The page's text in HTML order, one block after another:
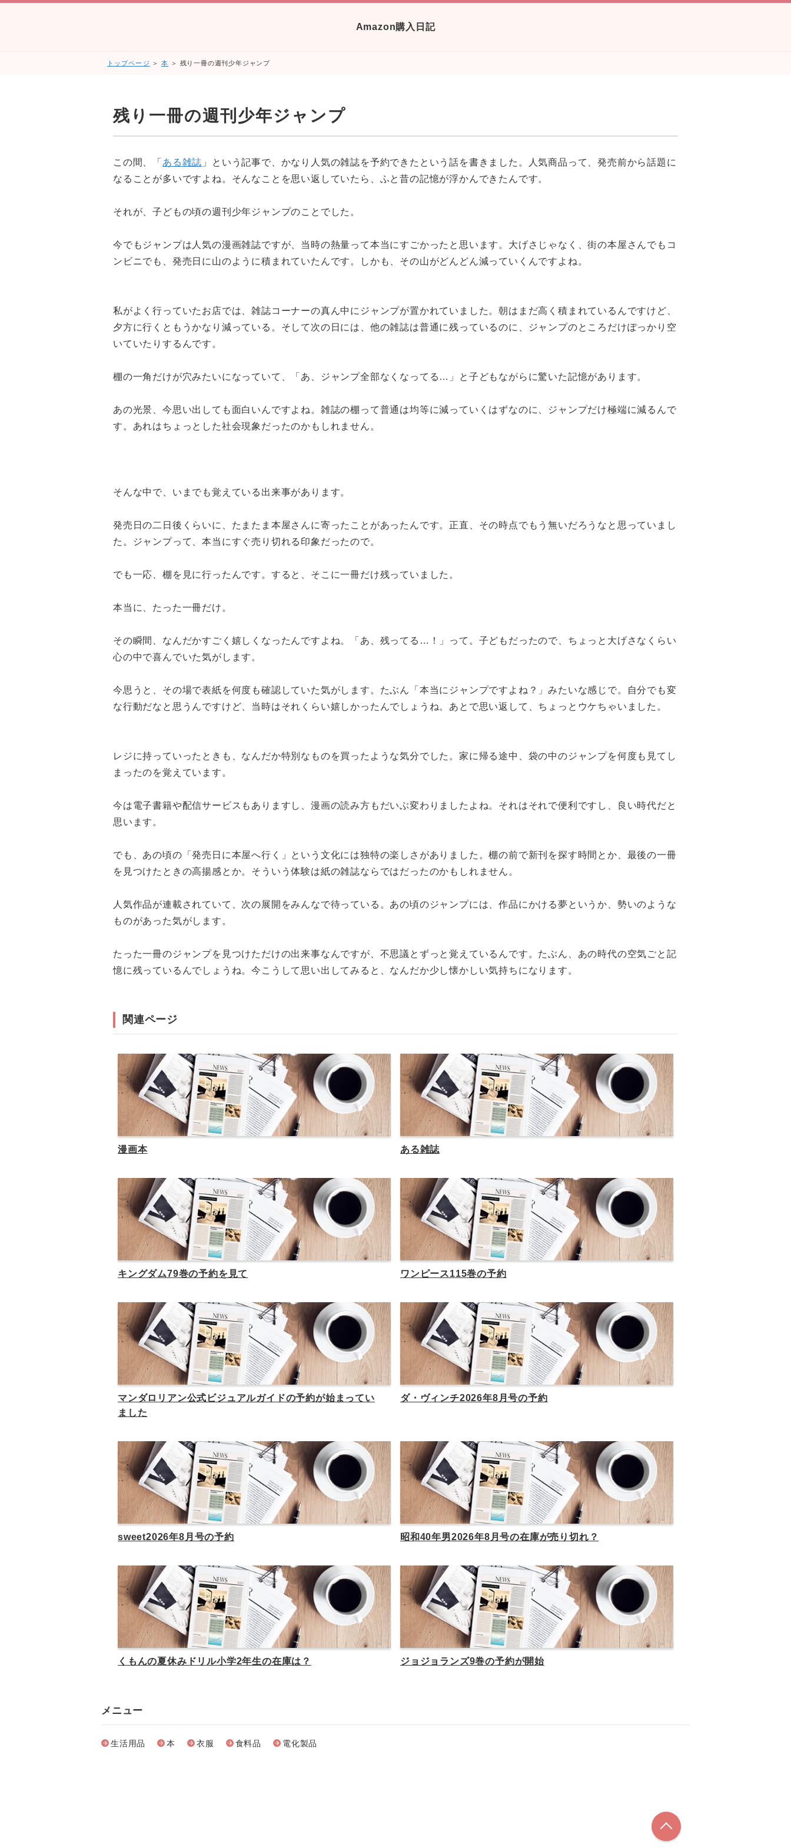
Amazon購入日記
トップページ ＞本 ＞ 残り一冊の週刊少年ジャンプ
残り一冊の週刊少年ジャンプ
この間、「 ある雑誌 」という記事で、かなり人気の雑誌を予約できたという話を書きました。人気商品って、発売前から話題に
なることが多いですよね。そんなことを思い返していたら、ふと昔の記憶が浮かんできたんです。
それが、子どもの頃の週刊少年ジャンプのことでした。
今でもジャンプは人気の漫画雑誌ですが、当時の熱量って本当にすごかったと思います。大げさじゃなく、街の本屋さんでもコ
ンビニでも、発売日に山のように積まれていたんです。しかも、その山がどんどん減っていくんですよね。
私がよく行っていたお店では、雑誌コーナーの真ん中にジャンプが置かれていました。朝はまだ高く積まれているんですけど、
夕方に行くともうかなり減っている。そして次の日には、他の雑誌は普通に残っているのに、ジャンプのところだけぽっかり空
いていたりするんです。
棚の一角だけが穴みたいになっていて、「あ、ジャンプ全部なくなってる…」と子どもながらに驚いた記憶があります。
あの光景、今思い出しても面白いんですよね。雑誌の棚って普通は均等に減っていくはずなのに、ジャンプだけ極端に減るんで
す。あれはちょっとした社会現象だったのかもしれません。
そんな中で、いまでも覚えている出来事があります。
発売日の二日後くらいに、たまたま本屋さんに寄ったことがあったんです。正直、その時点でもう無いだろうなと思っていまし
た。ジャンプって、本当にすぐ売り切れる印象だったので。
でも一応、棚を見に行ったんです。すると、そこに一冊だけ残っていました。
本当に、たった一冊だけ。
その瞬間、なんだかすごく嬉しくなったんですよね。「あ、残ってる…！」って。子どもだったので、ちょっと大げさなくらい
心の中で喜んでいた気がします。
今思うと、その場で表紙を何度も確認していた気がします。たぶん「本当にジャンプですよね？」みたいな感じで。自分でも変
な行動だなと思うんですけど、当時はそれくらい嬉しかったんでしょうね。あとで思い返して、ちょっとウケちゃいました。
レジに持っていったときも、なんだか特別なものを買ったような気分でした。家に帰る途中、袋の中のジャンプを何度も見てし
まったのを覚えています。
今は電子書籍や配信サービスもありますし、漫画の読み方もだいぶ変わりましたよね。それはそれで便利ですし、良い時代だと
思います。
でも、あの頃の「発売日に本屋へ行く」という文化には独特の楽しさがありました。棚の前で新刊を探す時間とか、最後の一冊
を見つけたときの高揚感とか。そういう体験は紙の雑誌ならではだったのかもしれません。
人気作品が連載されていて、次の展開をみんなで待っている。あの頃のジャンプには、作品にかける夢というか、勢いのような
ものがあった気がします。
たった一冊のジャンプを見つけただけの出来事なんですが、不思議とずっと覚えているんです。たぶん、あの時代の空気ごと記
憶に残っているんでしょうね。今こうして思い出してみると、なんだか少し懐かしい気持ちになります。
関連ページ
漫画本 ある雑誌
キングダム79巻の予約を見て ワンピース115巻の予約
マンダロリアン公式ビジュアルガイドの予約が始まってい
ました
ダ・ヴィンチ2026年8月号の予約
sweet2026年8月号の予約 昭和40年男2026年8月号の在庫が売り切れ？
くもんの夏休みドリル小学2年生の在庫は？ ジョジョランズ9巻の予約が開始
メニュー
生活用品 本 衣服 食料品 電化製品